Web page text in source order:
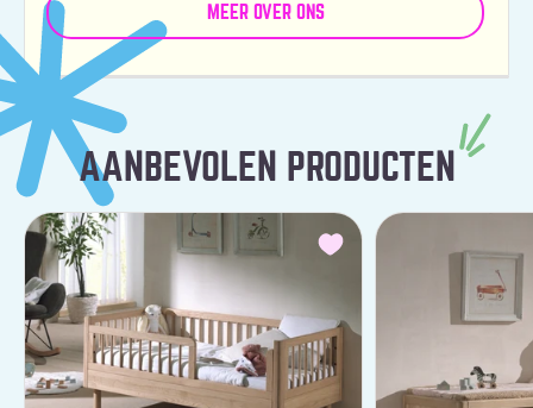
MEER OVER ONS
AANBEVOLEN PRODUCTEN